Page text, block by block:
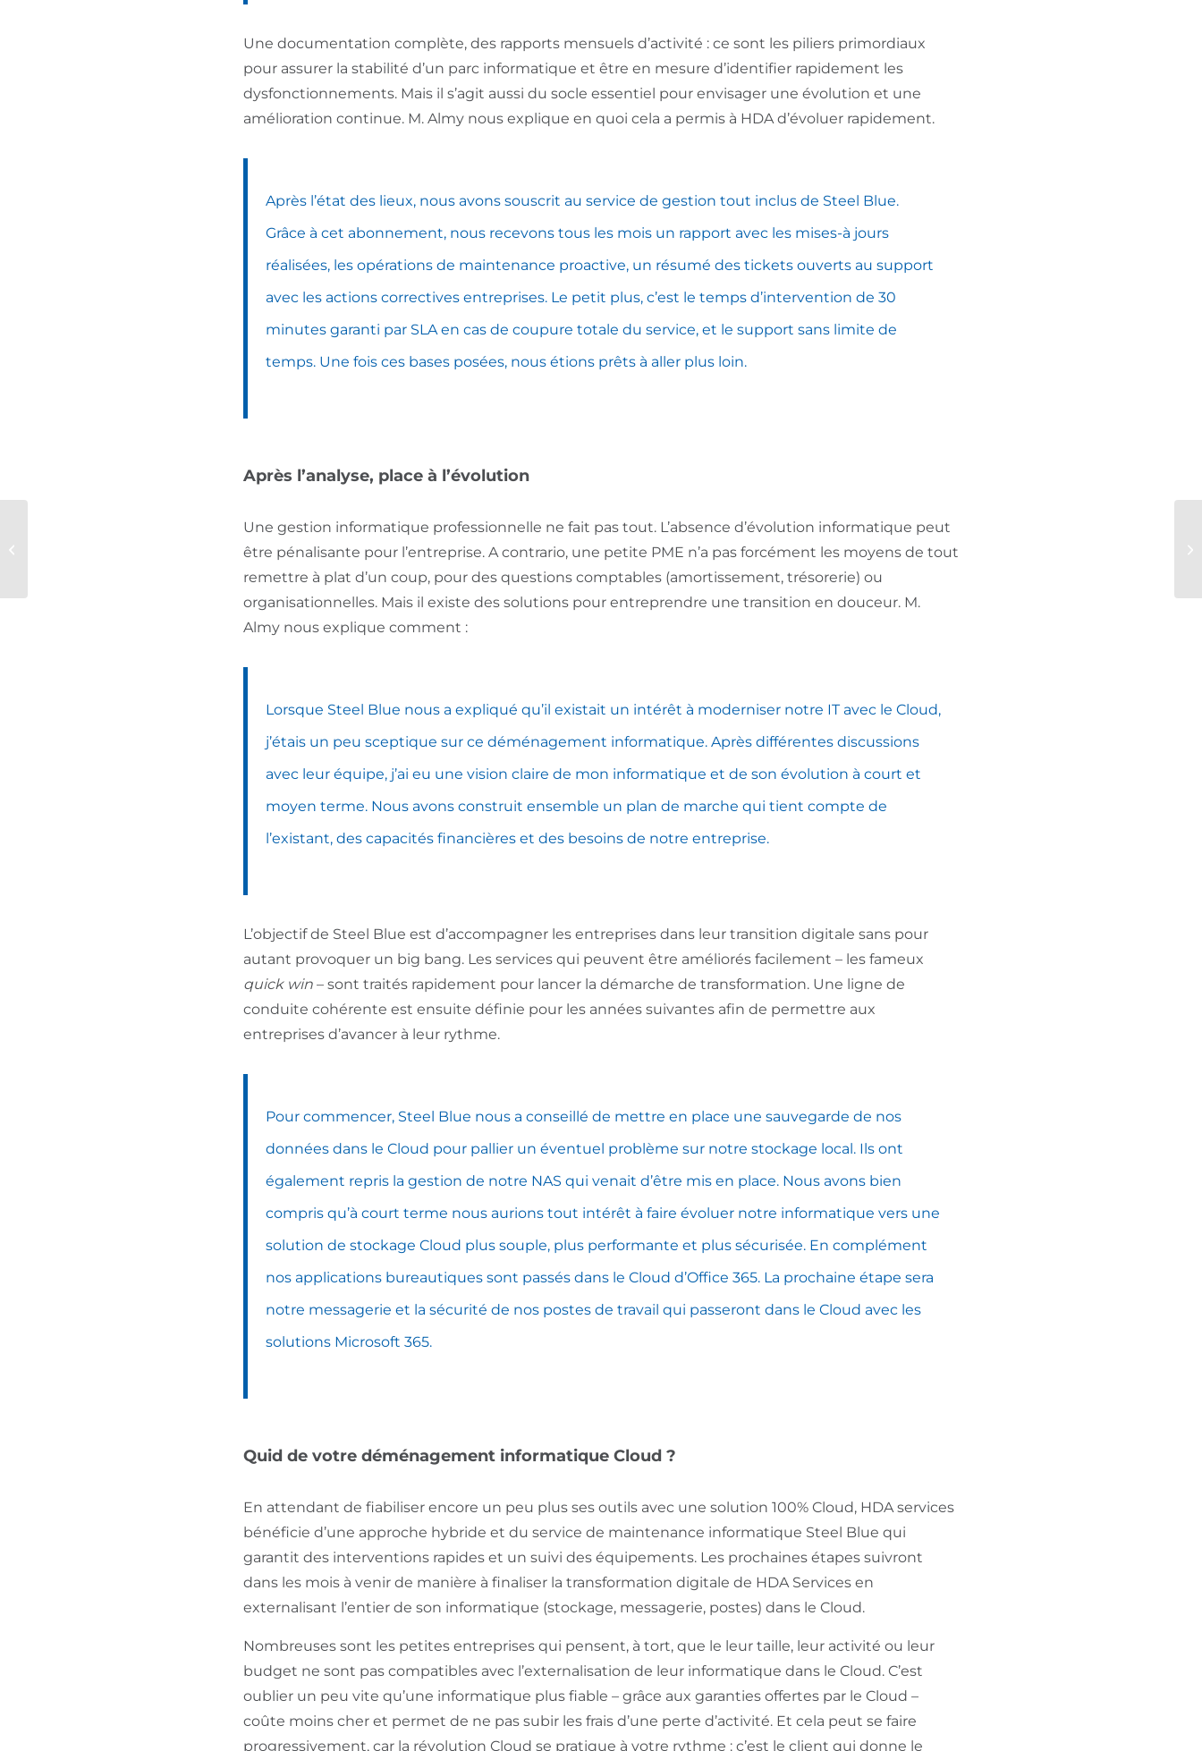
Une documentation complète, des rapports mensuels d’activité : ce sont les piliers primordiaux
pour assurer la stabilité d’un parc informatique et être en mesure d’identifier rapidement les
dysfonctionnements. Mais il s’agit aussi du socle essentiel pour envisager une évolution et une
amélioration continue. M. Almy nous explique en quoi cela a permis à HDA d’évoluer rapidement.
Après l’état des lieux, nous avons souscrit au service de gestion tout inclus de Steel Blue.
Grâce à cet abonnement, nous recevons tous les mois un rapport avec les mises-à jours
réalisées, les opérations de maintenance proactive, un résumé des tickets ouverts au support
avec les actions correctives entreprises. Le petit plus, c’est le temps d’intervention de 30
minutes garanti par SLA en cas de coupure totale du service, et le support sans limite de
temps. Une fois ces bases posées, nous étions prêts à aller plus loin.
Après l’analyse, place à l’évolution
Une gestion informatique professionnelle ne fait pas tout. L’absence d’évolution informatique peut
être pénalisante pour l’entreprise. A contrario, une petite PME n’a pas forcément les moyens de tout
remettre à plat d’un coup, pour des questions comptables (amortissement, trésorerie) ou
organisationnelles. Mais il existe des solutions pour entreprendre une transition en douceur. M.
Almy nous explique comment :
Lorsque Steel Blue nous a expliqué qu’il existait un intérêt à moderniser notre IT avec le Cloud,
j’étais un peu sceptique sur ce déménagement informatique. Après différentes discussions
avec leur équipe, j’ai eu une vision claire de mon informatique et de son évolution à court et
moyen terme. Nous avons construit ensemble un plan de marche qui tient compte de
l’existant, des capacités financières et des besoins de notre entreprise.
L’objectif de Steel Blue est d’accompagner les entreprises dans leur transition digitale sans pour
autant provoquer un big bang. Les services qui peuvent être améliorés facilement – les fameux
quick win – sont traités rapidement pour lancer la démarche de transformation. Une ligne de
conduite cohérente est ensuite définie pour les années suivantes afin de permettre aux
entreprises d’avancer à leur rythme.
Pour commencer, Steel Blue nous a conseillé de mettre en place une sauvegarde de nos
données dans le Cloud pour pallier un éventuel problème sur notre stockage local. Ils ont
également repris la gestion de notre NAS qui venait d’être mis en place. Nous avons bien
compris qu’à court terme nous aurions tout intérêt à faire évoluer notre informatique vers une
solution de stockage Cloud plus souple, plus performante et plus sécurisée. En complément
nos applications bureautiques sont passés dans le Cloud d’Office 365. La prochaine étape sera
notre messagerie et la sécurité de nos postes de travail qui passeront dans le Cloud avec les
solutions Microsoft 365.
Quid de votre déménagement informatique Cloud ?
En attendant de fiabiliser encore un peu plus ses outils avec une solution 100% Cloud, HDA services
bénéficie d’une approche hybride et du service de maintenance informatique Steel Blue qui
garantit des interventions rapides et un suivi des équipements. Les prochaines étapes suivront
dans les mois à venir de manière à finaliser la transformation digitale de HDA Services en
externalisant l’entier de son informatique (stockage, messagerie, postes) dans le Cloud.
Nombreuses sont les petites entreprises qui pensent, à tort, que le leur taille, leur activité ou leur
budget ne sont pas compatibles avec l’externalisation de leur informatique dans le Cloud. C’est
oublier un peu vite qu’une informatique plus fiable – grâce aux garanties offertes par le Cloud –
coûte moins cher et permet de ne pas subir les frais d’une perte d’activité. Et cela peut se faire
progressivement, car la révolution Cloud se pratique à votre rythme : c’est le client qui donne le